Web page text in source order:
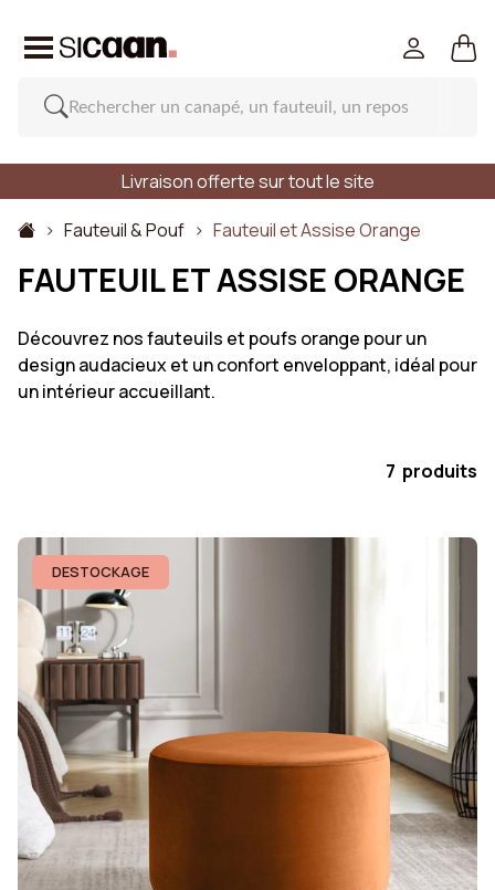
Livraison offerte sur tout le site
Fauteuil & Pouf
Fauteuil et Assise Orange
FAUTEUIL ET ASSISE ORANGE
Découvrez nos fauteuils et poufs orange pour un
design audacieux et un confort enveloppant, idéal pour
un intérieur accueillant.
7 produits
DESTOCKAGE